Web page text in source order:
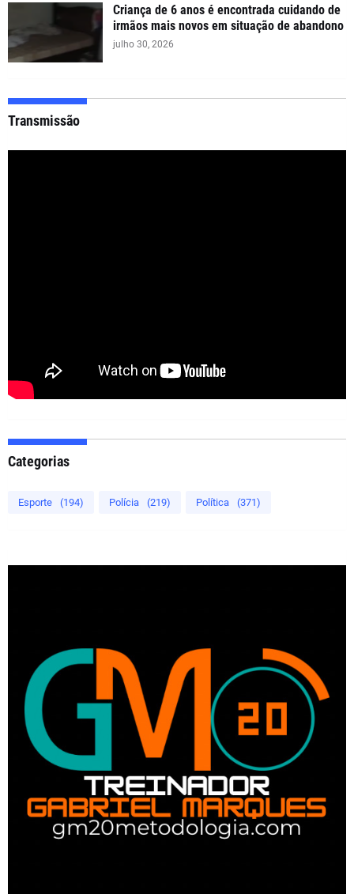
Criança de 6 anos é encontrada cuidando de
irmãos mais novos em situação de abandono
julho 30, 2026
Transmissão
Categorias
Esporte (194) Polícia (219) Política (371)